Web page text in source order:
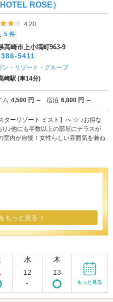
ROSE）
5つ星のうち4
4.20
5 件
高崎市上小塙町963-9
5411
ン・リゾート・グループ
崎駅 (車14分)
ム 4,500 円 ～ 宿泊 6,800 円 ～
ターリゾート ミスト】へ ☆ ♪お得な
♪他にも半数以上の部屋にテラスが
室内が自慢！女性らしい雰囲気を兼ね
もっと見る
水 木
12
-
13
もっと見る